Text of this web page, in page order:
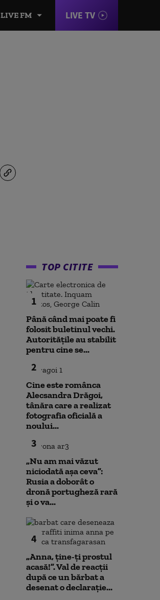
LIVE FM LIVE TV
TOP CITITE
1
Până când mai poate fi
folosit buletinul vechi.
Autoritățile au stabilit
pentru cine se...
2
Cine este românca
Alecsandra Drăgoi,
tânăra care a realizat
fotografia oficială a
noului...
3
„Nu am mai văzut
niciodată așa ceva”:
Rusia a doborât o
dronă portugheză rară
și o va...
4
„Anna, ţine-ţi prostul
acasă!”. Val de reacții
după ce un bărbat a
desenat o declarație...